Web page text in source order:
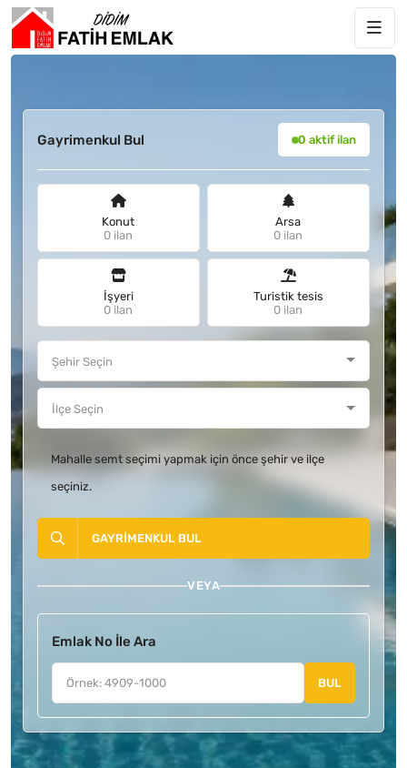
Gayrimenkul Bul 0 aktif ilan
Konut
0 ilan
Arsa
0 ilan
İşyeri
0 ilan
Turistik tesis
0 ilan
Mahalle semt seçimi yapmak için önce şehir ve ilçe
seçiniz.
GAYRIMENKUL BUL
VEYA
Emlak No İle Ara
BUL